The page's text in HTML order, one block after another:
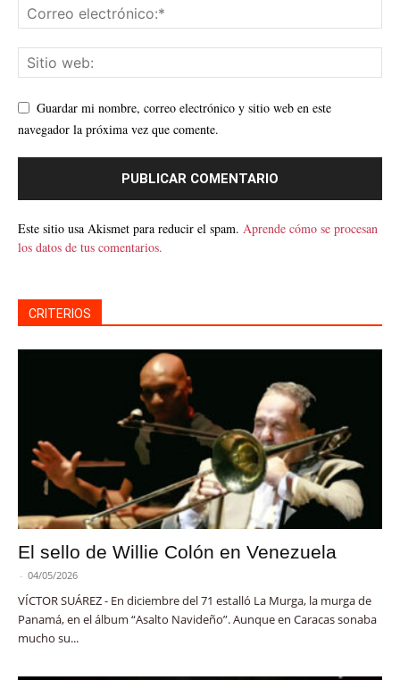
Guardar mi nombre, correo electrónico y sitio web en este
navegador la próxima vez que comente.
Este sitio usa Akismet para reducir el spam. Aprende cómo se procesan
los datos de tus comentarios.
CRITERIOS
El sello de Willie Colón en Venezuela
- 04/05/2026
VÍCTOR SUÁREZ - En diciembre del 71 estalló La Murga, la murga de
Panamá, en el álbum “Asalto Navideño”. Aunque en Caracas sonaba
mucho su...